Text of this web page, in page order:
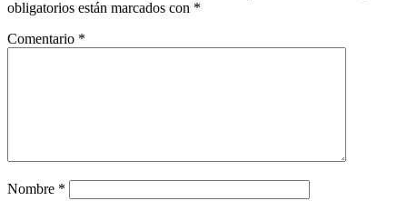
obligatorios están marcados con *
Comentario *
Nombre *